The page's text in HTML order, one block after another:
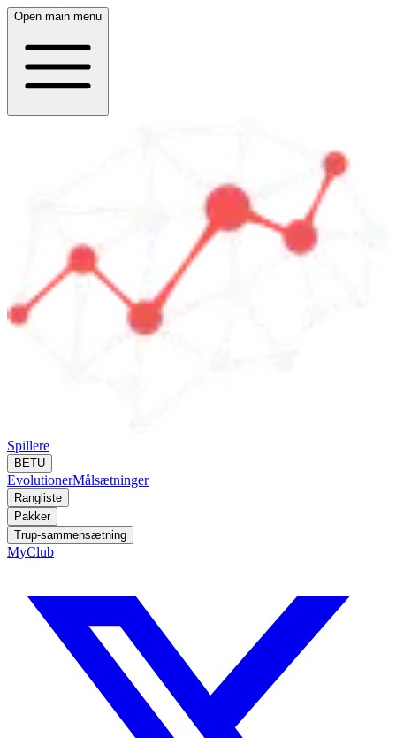
Open main menu
Spillere
BETU
EvolutionerMålsætninger
Rangliste
Pakker
Trup-sammensætning
MyClub